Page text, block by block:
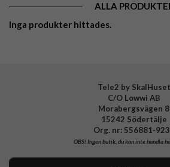
ALLA
Inga produkter hittades.
Tele2 by SkalHuset
C/O Lowwi AB
Morabergsvägen 8
15242 Södertälje
Org. nr: 556881-
OBS!Ingen butik, du kan inte handla